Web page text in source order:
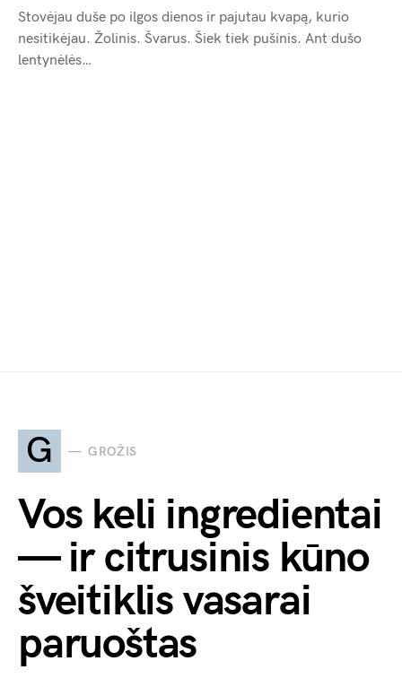
Stovėjau duše po ilgos dienos ir pajutau kvapą, kurio
nesitikėjau. Žolinis. Švarus. Šiek tiek pušinis. Ant dušo
lentynėlės…
G GROŽIS
Vos keli ingredientai
— ir citrusinis kūno
šveitiklis vasarai
paruoštas